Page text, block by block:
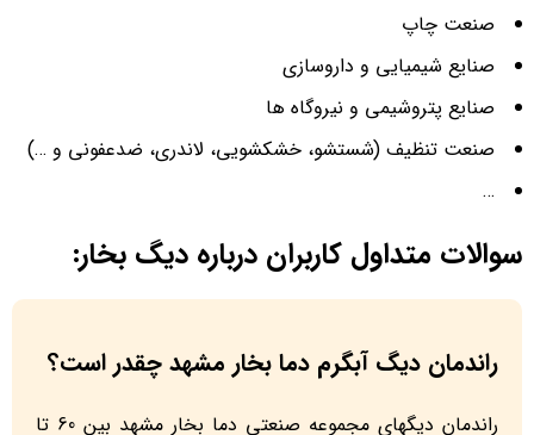
صنعت چاپ
صنایع شیمیایی و داروسازی
صنایع پتروشیمی و نیروگاه ها
صنعت تنظیف (شستشو، خشکشویی، لاندری، ضدعفونی و …)
…
سوالات متداول کاربران درباره دیگ بخار:
راندمان دیگ آبگرم دما بخار مشهد چقدر است؟
راندمان دیگهای مجموعه صنعتی دما بخار مشهد بین 60 تا